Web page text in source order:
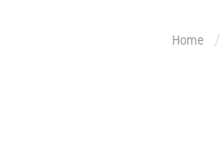
Home /